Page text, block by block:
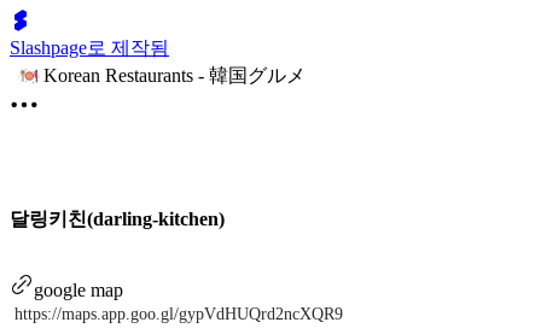
Slashpage로 제작됨
Korean Restaurants - 韓国グルメ
달링키친(darling-kitchen)
google map
https://maps.app.goo.gl/gypVdHUQrd2ncXQR9